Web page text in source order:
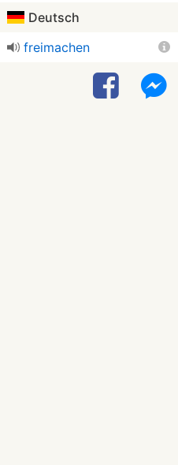
Deutsch
freimachen